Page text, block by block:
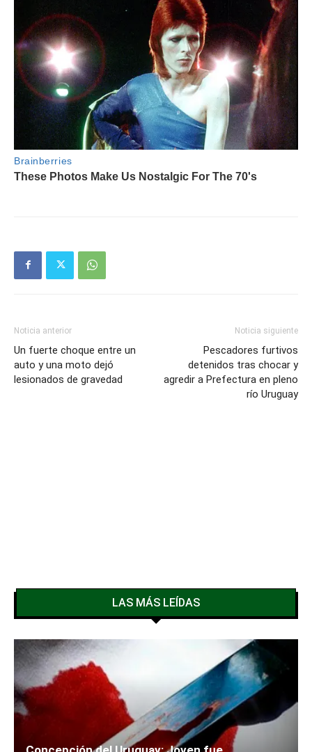
Noticia anterior
Un fuerte choque entre un
auto y una moto dejó
lesionados de gravedad
Noticia siguiente
Pescadores furtivos
detenidos tras chocar y
agredir a Prefectura en pleno
río Uruguay
LAS MÁS LEÍDAS